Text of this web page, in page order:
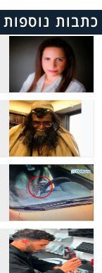
כתבות נוספות